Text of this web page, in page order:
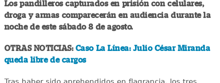
Los pandilleros capturados en prisión con celulares,
droga y armas comparecerán en audiencia durante la
noche de este sábado 8 de agosto.
OTRAS NOTICIAS: Caso La Línea: Julio César Miranda
queda libre de cargos